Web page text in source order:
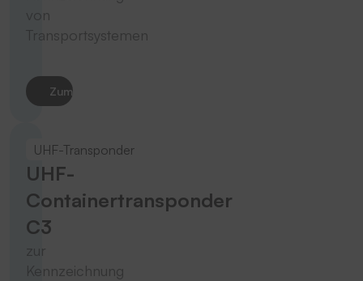
von
Transportsystemen
Zum Produkt
UHF-Transponder
UHF-
Containertransponder
C3
zur
Kennzeichnung